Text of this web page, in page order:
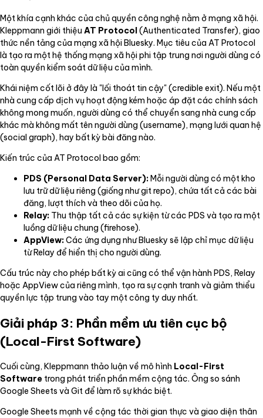
Một khía cạnh khác của chủ quyền công nghệ nằm ở mạng xã hội.
Kleppmann giới thiệu AT Protocol(Authenticated Transfer), giao
thức nền tảng của mạng xã hội Bluesky. Mục tiêu của AT Protocol
là tạo ra một hệ thống mạng xã hội phi tập trung nơi người dùng có
toàn quyền kiểm soát dữ liệu của mình.
Khái niệm cốt lõi ở đây là "lối thoát tin cậy" (credible exit). Nếu một
nhà cung cấp dịch vụ hoạt động kém hoặc áp đặt các chính sách
không mong muốn, người dùng có thể chuyển sang nhà cung cấp
khác mà không mất tên người dùng (username), mạng lưới quan hệ
(social graph), hay bất kỳ bài đăng nào.
Kiến trúc của AT Protocol bao gồm:
PDS (Personal Data Server):Mỗi người dùng có một kho
lưu trữ dữ liệu riêng (giống như git repo), chứa tất cả các bài
đăng, lượt thích và theo dõi của họ.
Relay: Thu thập tất cả các sự kiện từ các PDS và tạo ra một
luồng dữ liệu chung (firehose).
AppView:Các ứng dụng như Bluesky sẽ lập chỉ mục dữ liệu
từ Relay để hiển thị cho người dùng.
Cấu trúc này cho phép bất kỳ ai cũng có thể vận hành PDS, Relay
hoặc AppView của riêng mình, tạo ra sự cạnh tranh và giảm thiểu
quyền lực tập trung vào tay một công ty duy nhất.
Giải pháp 3: Phần mềm ưu tiên cục bộ
(Local-First Software)
Cuối cùng, Kleppmann thảo luận về mô hình Local-First
Software trong phát triển phần mềm cộng tác. Ông so sánh
Google Sheets và Git để làm rõ sự khác biệt.
Google Sheets mạnh về cộng tác thời gian thực và giao diện thân